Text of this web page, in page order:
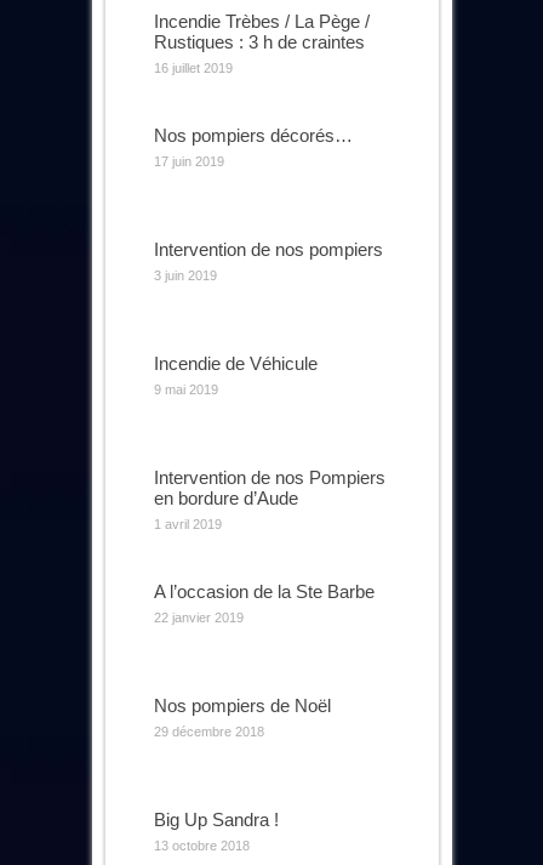
Incendie Trèbes / La Pège /
Rustiques : 3 h de craintes
16 juillet 2019
Nos pompiers décorés…
17 juin 2019
Intervention de nos pompiers
3 juin 2019
Incendie de Véhicule
9 mai 2019
Intervention de nos Pompiers
en bordure d’Aude
1 avril 2019
A l’occasion de la Ste Barbe
22 janvier 2019
Nos pompiers de Noël
29 décembre 2018
Big Up Sandra !
13 octobre 2018